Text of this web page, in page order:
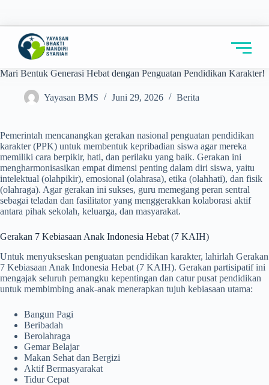
Mari Bentuk Generasi Hebat dengan Penguatan Pendidikan Karakter!
Yayasan BMS Juni 29, 2026 Berita
Pemerintah mencanangkan gerakan nasional penguatan pendidikan
karakter (PPK) untuk membentuk kepribadian siswa agar mereka
memiliki cara berpikir, hati, dan perilaku yang baik. Gerakan ini
mengharmonisasikan empat dimensi penting dalam diri siswa, yaitu
intelektual (olahpikir), emosional (olahrasa), etika (olahhati), dan fisik
(olahraga). Agar gerakan ini sukses, guru memegang peran sentral
sebagai teladan dan fasilitator yang menggerakkan kolaborasi aktif
antara pihak sekolah, keluarga, dan masyarakat.
Gerakan 7 Kebiasaan Anak Indonesia Hebat (7 KAIH)
Untuk menyukseskan penguatan pendidikan karakter, lahirlah Gerakan
7 Kebiasaan Anak Indonesia Hebat (7 KAIH). Gerakan partisipatif ini
mengajak seluruh pemangku kepentingan dan catur pusat pendidikan
untuk membimbing anak-anak menerapkan tujuh kebiasaan utama:
Bangun Pagi
Beribadah
Berolahraga
Gemar Belajar
Makan Sehat dan Bergizi
Aktif Bermasyarakat
Tidur Cepat